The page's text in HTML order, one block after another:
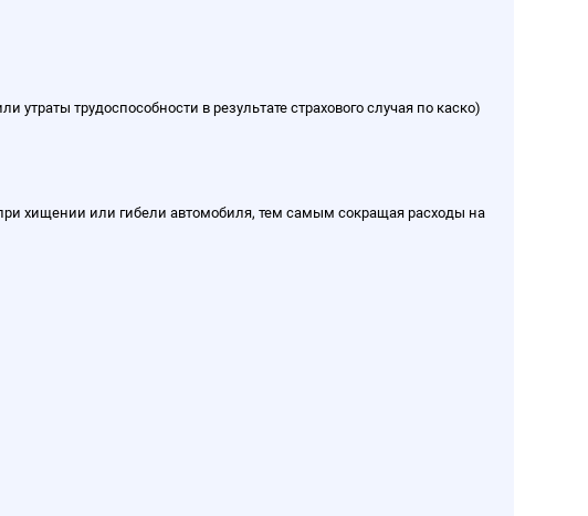
трудоспособности в результате страхового случая по каско)
хищении или гибели автомобиля, тем самым сокращая расходы на